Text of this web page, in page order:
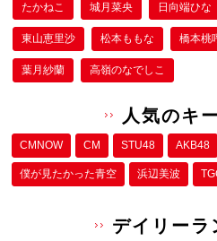
たかねこ 城月菜央 日向端ひな
東山恵里沙 松本ももな 橋本桃
葉月紗蘭 高嶺のなでしこ
人気のキ
CMNOW CM STU48 AKB48
僕が⾒たかった⻘空 浜辺美波
デイリーラ